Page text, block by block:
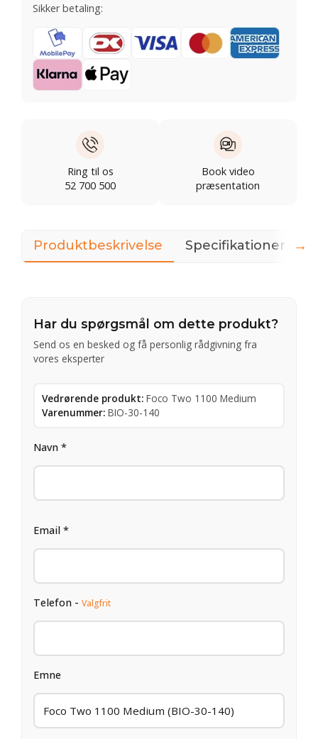
Sikker betaling:
Ring til os
52 700 500
Book video
præsentation
Produktbeskrivelse Specifikationer
Har du spørgsmål om dette produkt?
Send os en besked og få personlig rådgivning fra
vores eksperter
Vedrørende produkt: Foco Two 1100 Medium
Varenummer: BIO-30-140
Navn *
Email *
Telefon - Valgfrit
Emne
→